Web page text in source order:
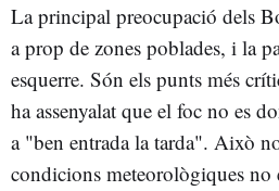
La principal preocupació dels
a prop de zones poblades, i la
esquerre. Són els punts més
ha assenyalat que el foc no es
a "ben entrada la tarda". Això
condicions meteorològiques no